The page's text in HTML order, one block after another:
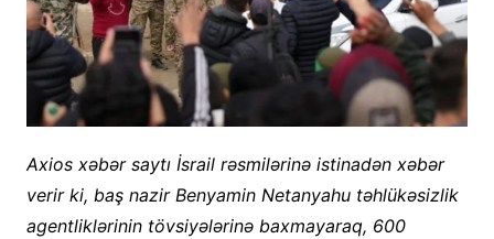
Axios xəbər saytı İsrail rəsmilərinə istinadən xəbər
verir ki, baş nazir Benyamin Netanyahu təhlükəsizlik
agentliklərinin tövsiyələrinə baxmayaraq, 600